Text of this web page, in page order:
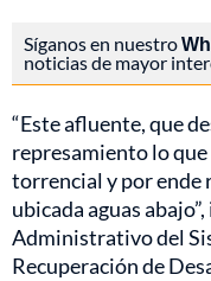
Síganos en nuestro
noticias de mayor
“Este afluente, que
represamiento lo
torrencial y por ende
ubicada aguas
Administrativo del
Recuperación de